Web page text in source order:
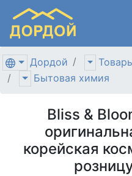
Дордой
Бытовая химия
Bliss &
корейская